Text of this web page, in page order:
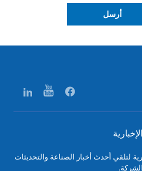
أرسل
لتلقي أحدث أخبار الصناعة والتحديثات